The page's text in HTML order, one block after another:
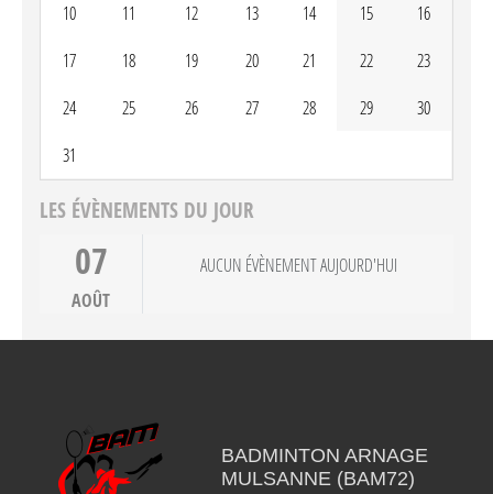
10 11 12 13 14 15 16
17 18 19 20 21 22 23
24 25 26 27 28 29 30
31
LES ÉVÈNEMENTS DU JOUR
07
AOÛT
AUCUN ÉVÈNEMENT AUJOURD'HUI
BADMINTON ARNAGE
MULSANNE (BAM72)